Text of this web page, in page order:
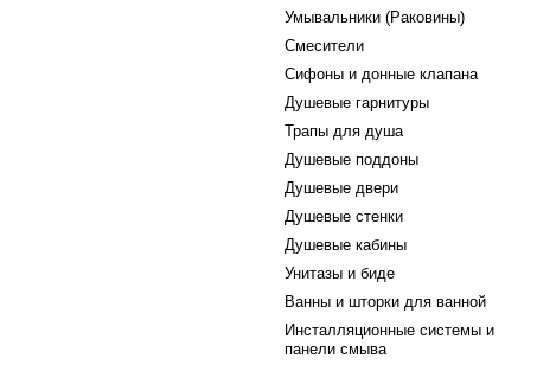
Умывальники (Раковины)
Смесители
Сифоны и донные клапана
Душевые гарнитуры
Трапы для душа
Душевые поддоны
Душевые двери
Душевые стенки
Душевые кабины
Унитазы и биде
Ванны и шторки для ванной
Инсталляционные системы и
панели смыва